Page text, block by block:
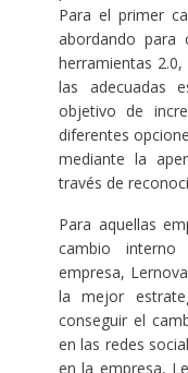
Para el primer
abordando para
herramientas
las adecuadas
objetivo de
diferentes
mediante la
través de
Para aquellas
cambio
empresa,
la mejor
conseguir el
en las redes
en la empresa,